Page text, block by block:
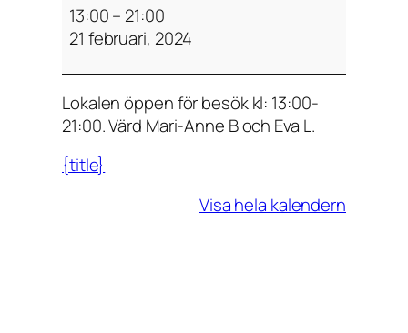
n
a
g
s
p
13:00– 21:00
21 februari, 2024
Lokalen öppen för besök kl: 13:00-
21:00. Värd Mari-Anne B och Eva L.
{title}
Visa hela kalendern